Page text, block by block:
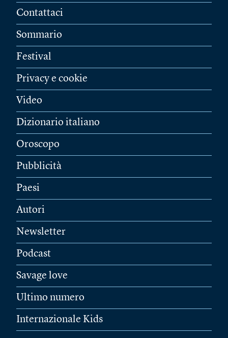
Contattaci
Sommario
Festival
Privacy e cookie
Video
Dizionario italiano
Oroscopo
Pubblicità
Paesi
Autori
Newsletter
Podcast
Savage love
Ultimo numero
Internazionale Kids